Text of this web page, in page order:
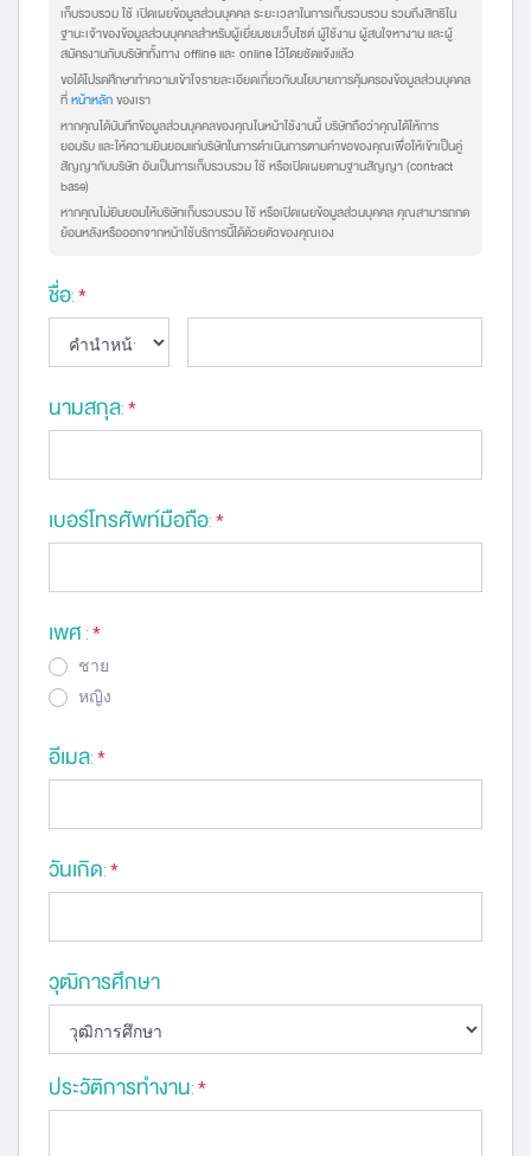
เก็บรวบรวม ใช้ เปิดเผยข้อมูลส่วนบุคคล ระยะเวลาในการเก็บรวบรวม รวมถึงสิทธิใน
ฐานะเจ้าของข้อมูลส่วนบุคคลสำหรับผู้เยี่ยมชมเว็บไซต์ ผู้ใช้งาน ผู้สนใจหางาน และผู้
สมัครงานกับบริษัททั้งทาง offline และ online ไว้โดยชัดแจ้งแล้ว
ขอได้โปรดศึกษาทำความเข้าใจรายละเอียดเกี่ยวกับนโยบายการคุ้มครองข้อมูลส่วนบุคคล
ที่หน้าหลักของเรา
หากคุณได้บันทึกข้อมูลส่วนบุคคลของคุณในหน้าใช้งานนี้ บริษัทถือว่าคุณได้ให้การ
ยอมรับ และให้ความยินยอมแก่บริษัทในการดำเนินการตามคำขอของคุณเพื่อให้เข้าเป็นคู่
สัญญากับบริษัท อันเป็นการเก็บรวบรวม ใช้ หรือเปิดเผยตามฐานสัญญา (contract
base)
หากคุณไม่ยินยอมให้บริษัทเก็บรวบรวม ใช้ หรือเปิดเผยข้อมูลส่วนบุคคล คุณสามารถกด
ย้อนหลังหรือออกจากหน้าใช้บริการนี้ได้ด้วยตัวของคุณเอง
ชื่อ: *
นามสกุล: *
เบอร์โทรศัพท์มือถือ: *
เพศ : *
ชาย
หญิง
อีเมล: *
วันเกิด: *
วุฒิการศึกษา
ประวัติการทำงาน: *